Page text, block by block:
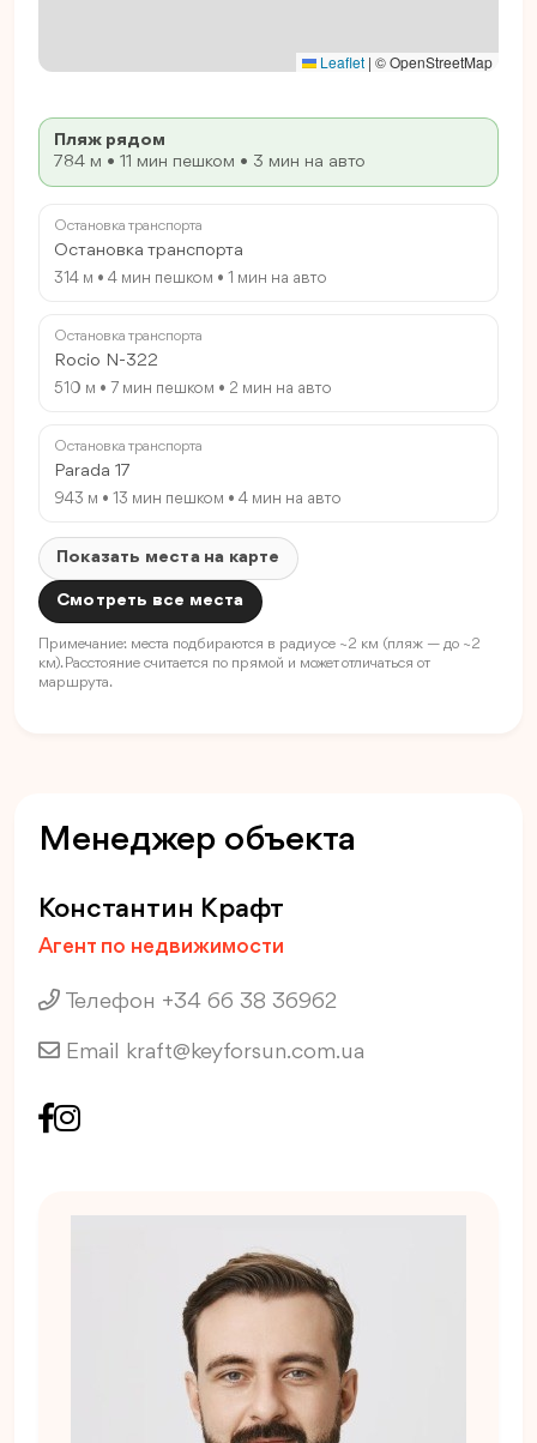
Leaflet | © OpenStreetMap
Пляж рядом
784 м • 11 мин пешком • 3 мин на авто
Остановка транспорта
Остановка транспорта
314 м • 4 мин пешком • 1 мин на авто
Остановка транспорта
Rocio N-322
510 м • 7 мин пешком • 2 мин на авто
Остановка транспорта
Parada 17
943 м • 13 мин пешком • 4 мин на авто
Показать места на карте
Смотреть все места
Примечание: места подбираются в радиусе ~2 км (пляж — до ~2
км). Расстояние считается по прямой и может отличаться от
маршрута.
Менеджер объекта
Константин Крафт
Агент по недвижимости
Телефон +34 66 38 36962
Email kraft@keyforsun.com.ua